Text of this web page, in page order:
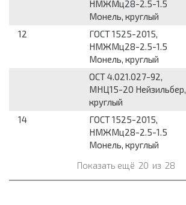
НМЖМц28-2.5-1.5
Монель, круглый
12
ГОСТ 1525-2015,
НМЖМц28-2.5-1.5
Монель, круглый
ОСТ 4.021.027-92,
МНЦ15-20 Нейзильбер,
круглый
14
ГОСТ 1525-2015,
НМЖМц28-2.5-1.5
Монель, круглый
Показать ещё 20 из 28